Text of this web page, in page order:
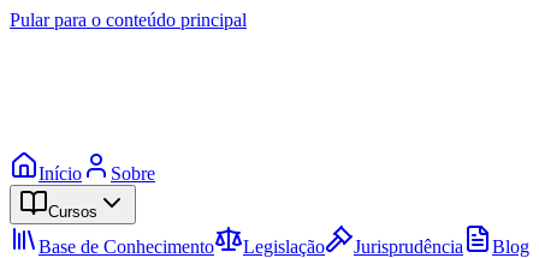
Pular para o conteúdo principal
Início Sobre
Cursos
Base de Conhecimento Legislação Jurisprudência
Blog